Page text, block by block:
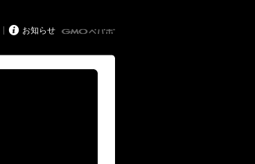
 お知らせ